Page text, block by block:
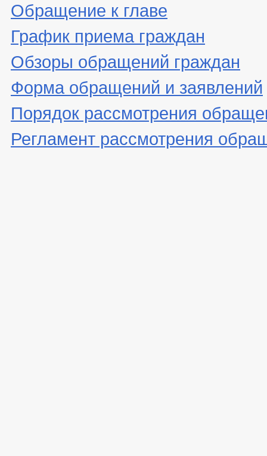
Обращение к главе
График приема граждан
Обзоры обращений граждан
Форма обращений и заявлений
Порядок рассмотрения
Регламент рассмотрения